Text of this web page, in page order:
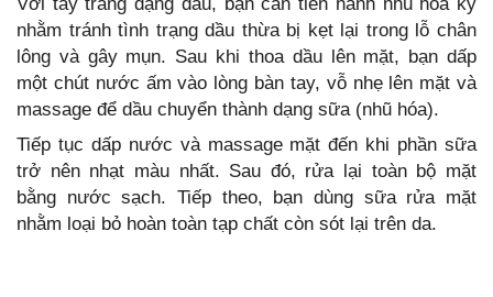
nhằm tránh tình trạng dầu thừa bị kẹt lại trong lỗ chân
lông và gây mụn. Sau khi thoa dầu lên mặt, bạn dấp
một chút nước ấm vào lòng bàn tay, vỗ nhẹ lên mặt và
massage để dầu chuyển thành dạng sữa (nhũ hóa).
Tiếp tục dấp nước và massage mặt đến khi phần sữa
trở nên nhạt màu nhất. Sau đó, rửa lại toàn bộ mặt
bằng nước sạch. Tiếp theo, bạn dùng sữa rửa mặt
nhằm loại bỏ hoàn toàn tạp chất còn sót lại trên da.